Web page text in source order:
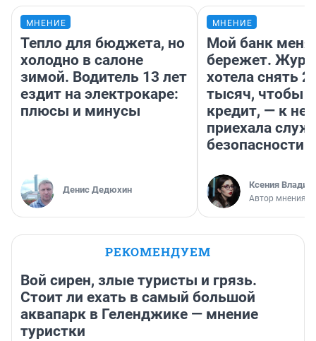
МНЕНИЕ
Тепло для бюджета, но
холодно в салоне
зимой. Водитель 13 лет
ездит на электрокаре:
плюсы и минусы
Денис Дедюхин
МНЕНИЕ
Мой банк меня
бережет.
хотела снять
тысяч, чтобы
кредит, — к
приехала
безопасности
Ксения
Автор мнения
РЕКОМЕНДУЕМ
Вой сирен, злые туристы и грязь.
Стоит ли ехать в самый большой
аквапарк в Геленджике — мнение
туристки